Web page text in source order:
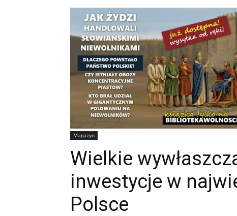
Magazyn
Wielkie
inwestycje w
Polsce